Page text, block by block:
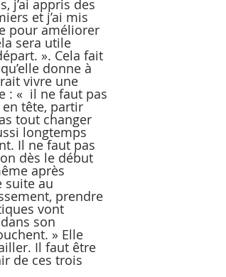
j’ai appris des
et j’ai mis
pour améliorer
sera utile
». Cela fait
donne à
vivre une
: «  il ne faut pas
tête, partir
tout changer
longtemps
Il ne faut pas
dès le début
après
suite au
prendre
vont
son
» Elle
Il faut être
de ces trois